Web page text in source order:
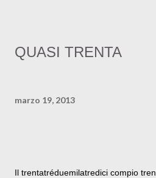
QUASI TRENTA
marzo 19, 2013
Il trentatréduemilatredici compio